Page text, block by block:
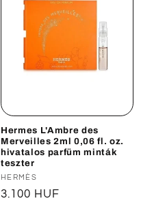
Hermes L'Ambre des
Merveilles 2ml 0,06 fl. oz.
hivatalos parfüm minták
teszter
Forgalmazó:
HERMÈS
Normál
3.100 HUF